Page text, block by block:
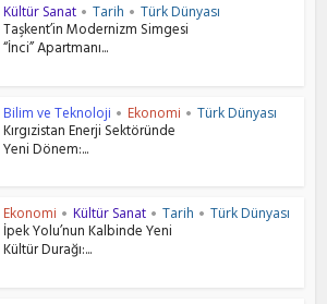
Kültür Sanat • Tarih • Türk Dünyası
Taşkent’in Modernizm Simgesi
“İnci” Apartmanı...
Bilim ve Teknoloji • Ekonomi • Türk Dünyası
Kırgızistan Enerji Sektöründe
Yeni Dönem:...
Ekonomi • Kültür Sanat • Tarih • Türk Dünyası
İpek Yolu’nun Kalbinde Yeni
Kültür Durağı:...